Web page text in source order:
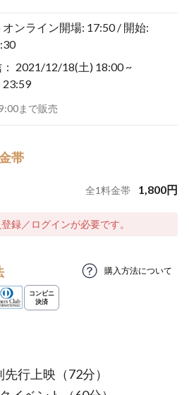
オンライン開場: 17:50 / 開始:
2021/12/18(土) 18:00 ~
まで販売
帯
全1料金帯 1,800円
録／ログインが必要です。
購入方法について
行上映（72分）